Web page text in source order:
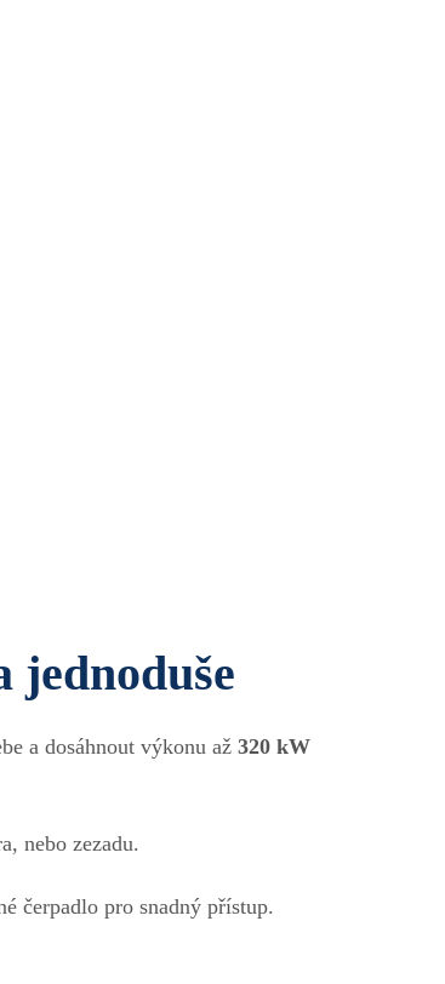
jednoduše
a dosáhnout výkonu až 320 kW
nebo zezadu.
čerpadlo pro snadný přístup.